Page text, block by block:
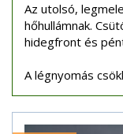
Az utolsó,
hőhullámnak.
hidegfront és
A légnyomás